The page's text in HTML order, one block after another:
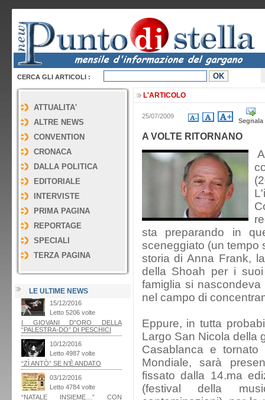
CERCA GLI ARTICOLI :
ATTUALITA'
ALTRE NEWS
CONVENTION
CRONACA
DALLA POLITICA
EDITORIALE
INTERVISTE
PRIMA PAGINA
REPORTAGE
SPECIALI
TERZA PAGINA
LE ULTIME NEWS
L'ARTICOLO
25/07/2009
Segnala
A VOLTE RITORNANO
sta preparando in
sceneggiato (un tempo
storia di Anna Frank,
della Shoah per i
famiglia si
nel campo di
Eppure, in tutta
Largo San Nicola della
Casablanca e
Mondiale, sarà
fissato dalla 14.ma
(festival della